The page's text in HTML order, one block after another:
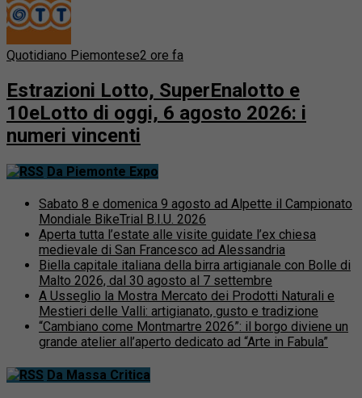
Quotidiano Piemontese2 ore fa
Estrazioni Lotto, SuperEnalotto e
10eLotto di oggi, 6 agosto 2026: i
numeri vincenti
Da Piemonte Expo
Sabato 8 e domenica 9 agosto ad Alpette il Campionato
Mondiale BikeTrial B.I.U. 2026
Aperta tutta l’estate alle visite guidate l’ex chiesa
medievale di San Francesco ad Alessandria
Biella capitale italiana della birra artigianale con Bolle di
Malto 2026, dal 30 agosto al 7 settembre
A Usseglio la Mostra Mercato dei Prodotti Naturali e
Mestieri delle Valli: artigianato, gusto e tradizione
“Cambiano come Montmartre 2026”: il borgo diviene un
grande atelier all’aperto dedicato ad “Arte in Fabula”
Da Massa Critica